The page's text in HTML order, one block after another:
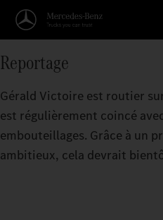
Reportage
Gérald Victoire est routier
est régulièrement coincé
embouteillages. Grâce à un
ambitieux, cela devrait